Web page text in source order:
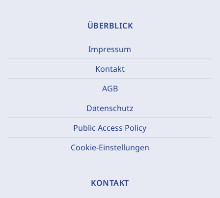
ÜBERBLICK
Impressum
Kontakt
AGB
Datenschutz
Public Access Policy
Cookie-Einstellungen
KONTAKT